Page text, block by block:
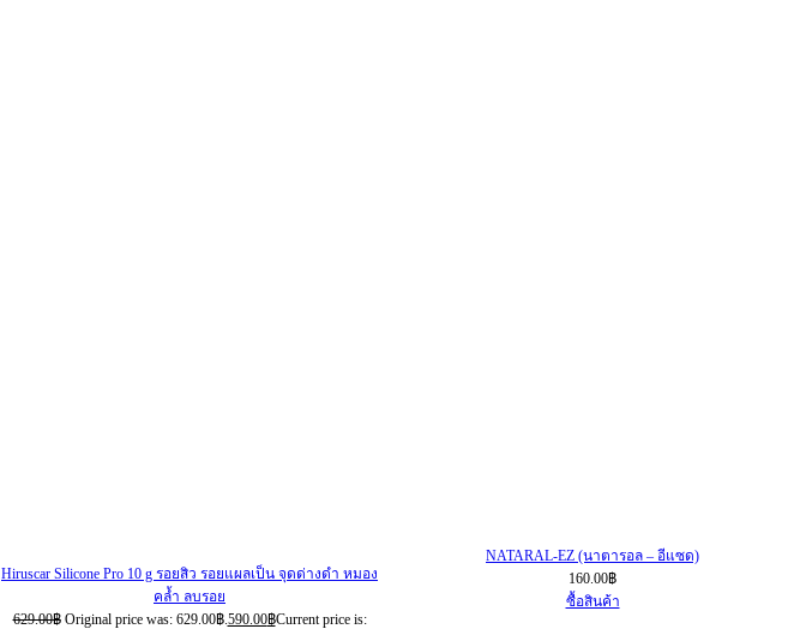
Hiruscar Silicone Pro 10 g รอยสิว รอยแผลเป็น จุดด่างดำ หมอง
คล้ำ ลบรอย
629.00฿ Original price was: 629.00฿.590.00฿Current price is:
NATARAL-EZ (นาตารอล – อีแซด)
160.00฿
ซื้อสินค้า